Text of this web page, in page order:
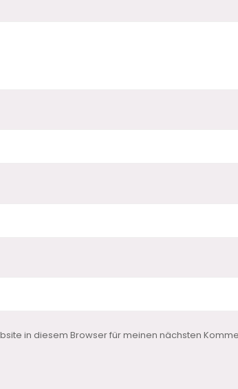
in diesem Browser für meinen nächsten